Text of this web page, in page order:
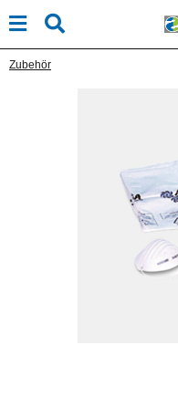
Zubehör